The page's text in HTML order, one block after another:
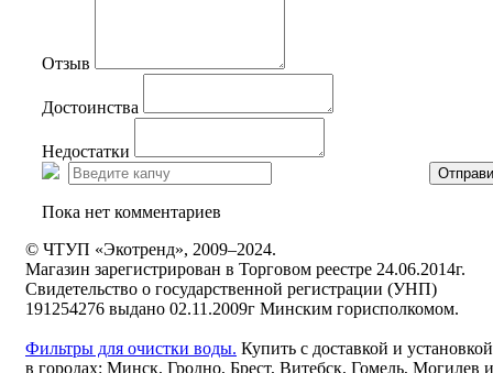
Отзыв
Достоинства
Недостатки
Пока нет комментариев
© ЧТУП «Экотренд», 2009–2024.
Магазин зарегистрирован в Торговом реестре 24.06.2014г.
Свидетельство о государственной регистрации (УНП)
191254276 выдано 02.11.2009г Минским горисполкомом.
Фильтры для очистки воды. Купить с доставкой и установкой
в городах: Минск, Гродно, Брест, Витебск, Гомель, Могилев и